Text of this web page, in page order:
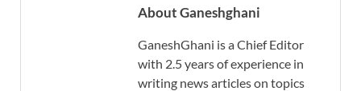
About Ganeshghani
GaneshGhani is a Chief Editor
with 2.5 years of experience in
writing news articles on topics